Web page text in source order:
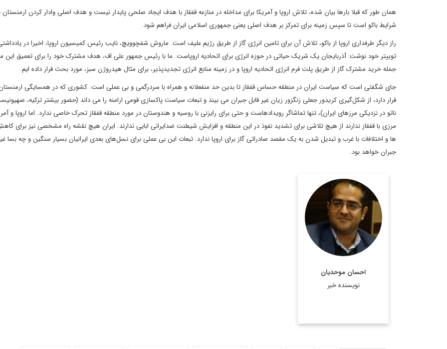
همان طور که قبلا بارها بیان شده، تلاش اروپا و آمریکا برای مداخله در منازعه قفقاز با هدف ایجاد صلحی پایدار نیست و هدف اصلی وادار کردن
شرایط باکو است تا سپس زمینه برای تمرکز بر هدف اصلی یعنی جمهوری اسلامی ایران فراهم شود.
راز دیگر طرفداری اروپا از باکو، تلاش آن برای تامین انرژی گاز از طریق رژیم علیف است‌. ماروش شفچوویچ، نایب رئیس کمیسیون اروپا، اخیرا در
توییتر خود نوشت: آذربایجان یک شریک حیاتی در حوزه انرژی برای اتحادیه اروپاست. ما با رئیس جمهور علی اف، هدف مشترک خود را برای تعمیق این
جمله خرید مشترک گاز از طریق پلت فرم انرژی اتحادیه اروپا و در زمینه منابع انرژی تجدیدپذیر، برای مثال هیدروژن سبز، مورد بحث قرار داده ایم.
جای شگفتی است که سیاست ایران در منطقه حساس قفقاز تا بدین حد منفعلانه و همراه با سردرگمی و بی عملی است. کشوری که در همسایگی ارمنستان
قرار دارد، از شکل‌گیری کریدور جعلی زنگزور زیان غیر قابل جبران می بیند و تبعات سیاست پاکسازی قومی ارامنه را می داند (حضور بیشتر ترکیه،
ناتو در نزدیکی مرزهای ایران)، تنها تماشاگر رویدادهاست و حتی برای رایزنی با روسیه و هندوستان در مورد منطقه قفقاز تحرک خاصی ندارد. اما اروپا و
مرزی با قفقاز ندارند از هیچ تلاشی برای تشدید نفوذ در این منطقه و افزایش شیطنت ضدایرانی ابایی ندارند. ایران هیچ نقشه راه مشخصی نیز برای
ها و اختلافات با غرب و تبدیل شدن به یک مقصد صادراتی گاز برای اروپا ندارد. تبعات این بی عملی برای نسل‌های بعدی ایرانیان بسیار سنگین و چه بسا
جبران خواهد بود.
احسان موحدیان
نویسنده خبر
دکتر احسان موحدیان،
مدرس دانشگاه و کارشناس
روابط بین الملل
اطلاعات بیشتر